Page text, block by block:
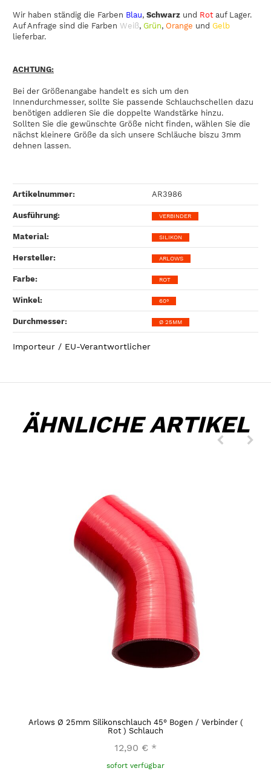
Wir haben ständig die Farben Blau, Schwarz und Rot auf Lager.
Auf Anfrage sind die Farben Weiß, Grün, Orange und Gelb
lieferbar.
ACHTUNG:
Bei der Größenangabe handelt es sich um den
Innendurchmesser, sollte Sie passende Schlauchschellen dazu
benötigen addieren Sie die doppelte Wandstärke hinzu.
Sollten Sie die gewünschte Größe nicht finden, wählen Sie die
nächst kleinere Größe da sich unsere Schläuche biszu 3mm
dehnen lassen.
Artikelnummer: AR3986
Ausführung‍: VERBINDER
Material‍: SILIKON
Hersteller‍: ARLOWS
Farbe‍: ROT
Winkel‍: 60°
Durchmesser‍: Ø 25MM
Importeur / EU-Verantwortlicher
ÄHNLICHE ARTIKEL
Arlows Ø 25mm Silikonschlauch 45° Bogen / Verbinder (
Rot ) Schlauch
12,90 € *
sofort verfügbar